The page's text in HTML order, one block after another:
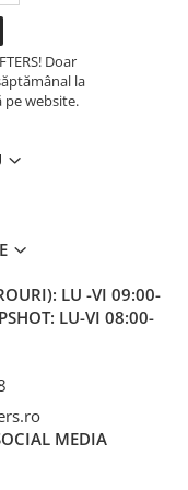
Doar
la
pe website.
LU -VI 09:00-
LU-VI 08:00-
MEDIA